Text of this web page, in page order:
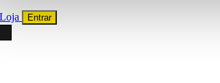
Loja Entrar